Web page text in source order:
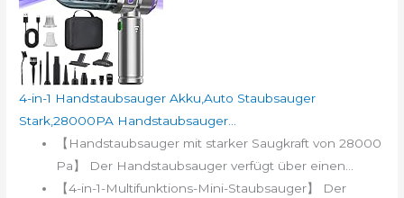
4-in-1 Handstaubsauger Akku,Auto Staubsauger
Stark,28000PA Handstaubsauger...
【Handstaubsauger mit starker Saugkraft von 28000
Pa】 Der Handstaubsauger verfügt über einen...
【4-in-1-Multifunktions-Mini-Staubsauger】 Der